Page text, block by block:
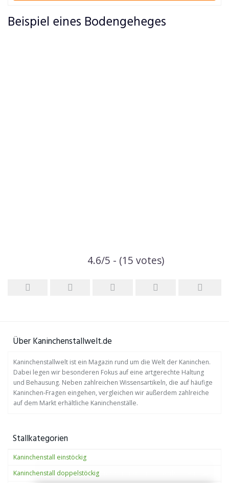
Beispiel eines Bodengeheges
4.6/5 - (15 votes)
Über Kaninchenstallwelt.de
Kaninchenstallwelt ist ein Magazin rund um die Welt der Kaninchen.
Dabei legen wir besonderen Fokus auf eine artgerechte Haltung
und Behausung. Neben zahlreichen Wissensartikeln, die auf häufige
Kaninchen-Fragen eingehen, vergleichen wir außerdem zahlreiche
auf dem Markt erhältliche Kaninchenställe.
Stallkategorien
Kaninchenstall einstöckig
Kaninchenstall doppelstöckig